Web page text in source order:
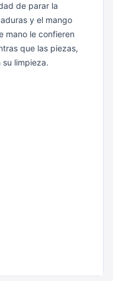
de parar la
y el mango
mano le confieren
que las piezas,
limpieza.